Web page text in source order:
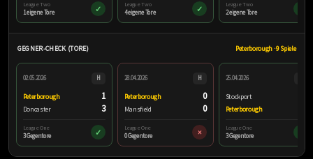
League Two
1 eigene Tore ✓ League Two
4 eigene Tore ✓ League Two
2 eigene Tore
GEGNER-CHECK (TORE) Peterborough · 9 Spiele
02.05.2026 H
Peterborough 1
Doncaster 3
League One
3 Gegentore ✓
28.04.2026 H
Peterborough 0
Mansfield 0
League One
0 Gegentore ×
25.04.2026
Stockport
Peterborough
League One
3 Gegentore